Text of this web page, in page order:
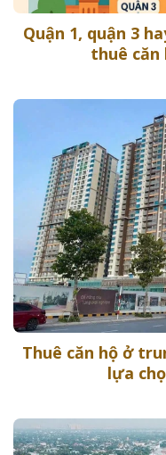
Quận 1, quận 3
thuê căn
Thuê căn hộ ở
lựa